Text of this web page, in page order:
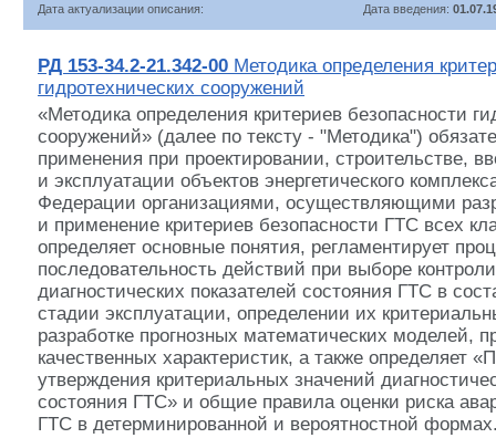
Дата актуализации описания:
Дата введения:
РД 153-34.2-21.342-00 Методика определения
гидротехнических сооружений
«Методика определения критериев безопасности
сооружений» (далее по тексту - "Методика")
применения при проектировании, строительстве,
и эксплуатации объектов энергетического
Федерации организациями, осуществляющими
и применение критериев безопасности ГТС всех
определяет основные понятия, регламентирует
последовательность действий при выборе
диагностических показателей состояния ГТС в
стадии эксплуатации, определении их
разработке прогнозных математических моделей,
качественных характеристик, а также определяет
утверждения критериальных значений
состояния ГТС» и общие правила оценки риска
ГТС в детерминированной и вероятностной